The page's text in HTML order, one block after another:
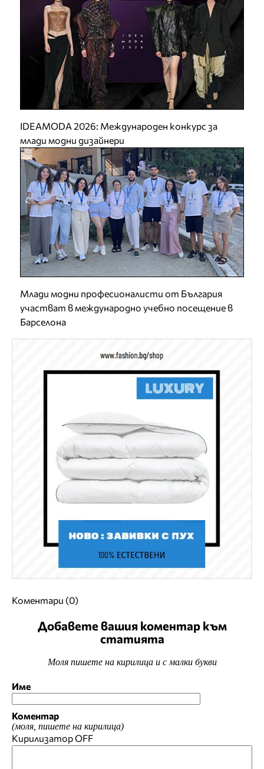
IDEAMODA 2026: Международен конкурс за
млади модни дизайнери
Млади модни професионалисти от България
участват в международно учебно посещение в
Барселона
Коментари (0)
Добавете вашия коментар към
статията
Моля пишете на кирилица и с малки букви
Име
Коментар
(моля, пишете на кирилица)
КирилизаторOFF